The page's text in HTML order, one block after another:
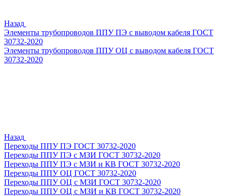
Назад
Элементы трубопроводов ППУ ПЭ с выводом кабеля ГОСТ
30732-2020
Элементы трубопроводов ППУ ОЦ с выводом кабеля ГОСТ
30732-2020
Назад
Переходы ППУ ПЭ ГОСТ 30732-2020
Переходы ППУ ПЭ с МЗИ ГОСТ 30732-2020
Переходы ППУ ПЭ с МЗИ и КВ ГОСТ 30732-2020
Переходы ППУ ОЦ ГОСТ 30732-2020
Переходы ППУ ОЦ с МЗИ ГОСТ 30732-2020
Переходы ППУ ОЦ с МЗИ и КВ ГОСТ 30732-2020